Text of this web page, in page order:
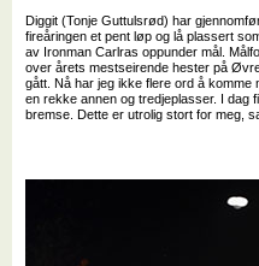
Diggit (Tonje Guttulsrød) har
fireåringen et pent løp og lå plassert
av Ironman Carlras oppunder mål.
over årets mestseirende hester på
gått. Nå har jeg ikke flere ord å
en rekke annen og tredjeplasser. I dag
bremse. Dette er utrolig stort for meg,